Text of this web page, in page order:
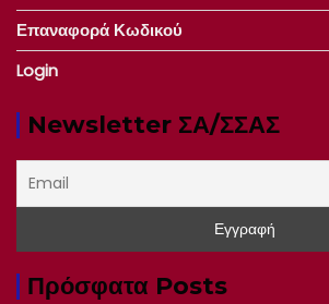
Επαναφορά Κωδικού
Login
Newsletter ΣΑ/ΣΣΑΣ
Πρόσφατα Posts